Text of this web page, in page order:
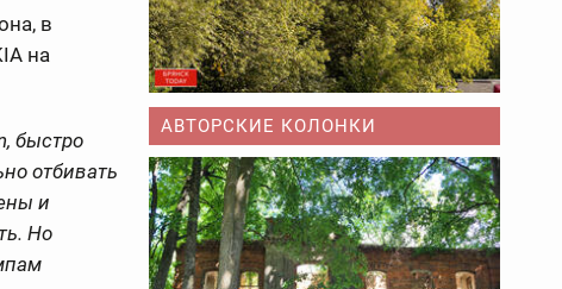
в
на
быстро
отбивать
и
Но
АВТОРСКИЕ КОЛОНКИ